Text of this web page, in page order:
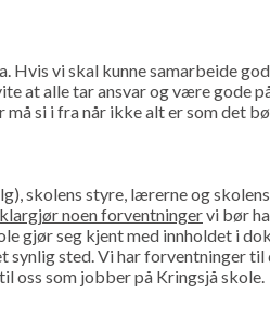
Hvis vi skal kunne samarbeide
at alle tar ansvar og være gode
må si i fra når ikke alt er som det
skolens styre, lærerne og
noen forventningervi bør
gjør seg kjent med innholdet i
synlig sted. Vi har forventninger
oss som jobber på Kringsjå skole.